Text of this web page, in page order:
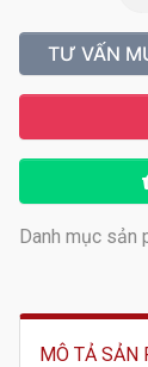
TƯ VẤN
Danh mục sản
MÔ TẢ SẢN